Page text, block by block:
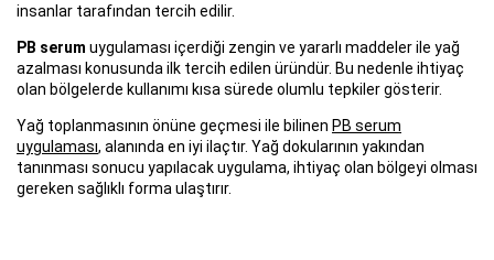
insanlar tarafından tercih edilir.
PB serum uygulaması içerdiği zengin ve yararlı maddeler ile yağ
azalması konusunda ilk tercih edilen üründür. Bu nedenle ihtiyaç
olan bölgelerde kullanımı kısa sürede olumlu tepkiler gösterir.
Yağ toplanmasının önüne geçmesi ile bilinen PB serum
uygulaması, alanında en iyi ilaçtır. Yağ dokularının yakından
tanınması sonucu yapılacak uygulama, ihtiyaç olan bölgeyi olması
gereken sağlıklı forma ulaştırır.